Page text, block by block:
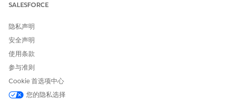
在仓库之间转移硬件
移硬件。产品转移通过在具有相同使用类型的位置之间移动资产
来保持数据完整性。
发送和接收硬件
通过更新履行订单状态，跟踪硬件派遣并完成交货。
SALESFORCE
隐私声明
安全声明
使用条款
参与准则
Cookie 首选项中心
您的隐私选择